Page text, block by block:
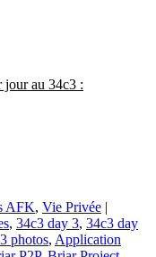
jour au 34c3 :
AFK, Vie Privée |
, 34c3 day 3, 34c3 day
photos, Application